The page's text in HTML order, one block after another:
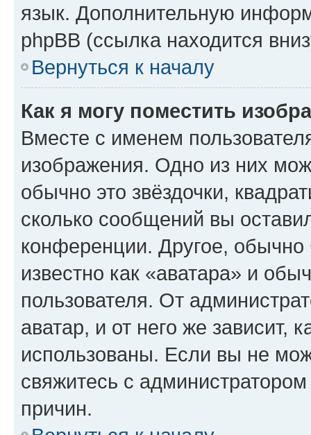
язык. Дополнительную
phpBB (ссылка находится
Вернуться к началу
Как я могу поместить
Вместе с именем
изображения. Одно из них
обычно это звёздочки,
сколько сообщений вы
конференции. Другое,
известно как «аватара» и
пользователя. От
аватар, и от него же зависит,
использованы. Если вы не
свяжитесь с
причин.